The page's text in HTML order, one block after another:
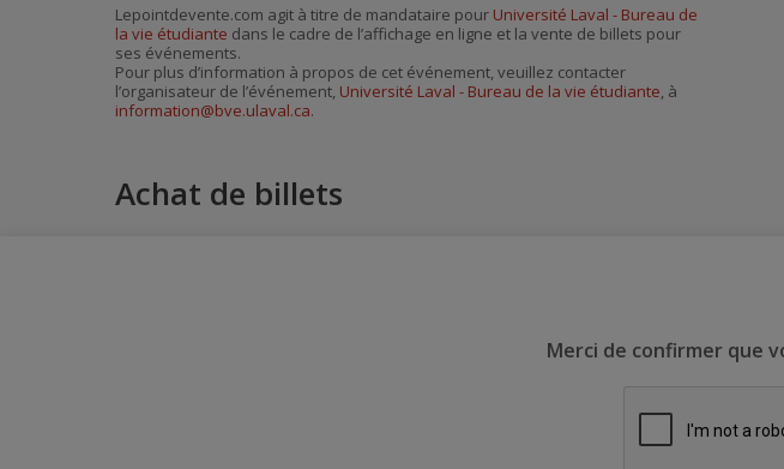
Lepointdevente.com agit à titre de mandataire pour Université Laval - Bureau de
la vie étudiante dans le cadre de l’affichage en ligne et la vente de billets pour
ses événements.
Pour plus d’information à propos de cet événement, veuillez contacter
l’organisateur de l’événement, Université Laval - Bureau de la vie étudiante, à
information@bve.ulaval.ca.
Achat de billets
Merci de confirmer que